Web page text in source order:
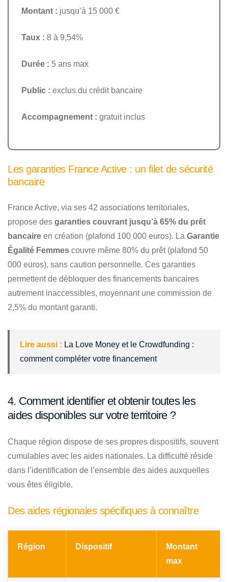
Montant : jusqu’à 15 000 €
Taux : 8 à 9,54%
Durée : 5 ans max
Public : exclus du crédit bancaire
Accompagnement : gratuit inclus
Les garanties France Active : un filet de sécurité
bancaire
France Active, via ses 42 associations territoriales,
propose des garanties couvrant jusqu’à 65% du prêt
bancaire en création (plafond 100 000 euros). La Garantie
Égalité Femmes couvre même 80% du prêt (plafond 50
000 euros), sans caution personnelle. Ces garanties
permettent de débloquer des financements bancaires
autrement inaccessibles, moyennant une commission de
2,5% du montant garanti.
Lire aussi : La Love Money et le Crowdfunding :
comment compléter votre financement
4. Comment identifier et obtenir toutes les
aides disponibles sur votre territoire ?
Chaque région dispose de ses propres dispositifs, souvent
cumulables avec les aides nationales. La difficulté réside
dans l’identification de l’ensemble des aides auxquelles
vous êtes éligible.
Des aides régionales spécifiques à connaître
Région Dispositif
Montant
max